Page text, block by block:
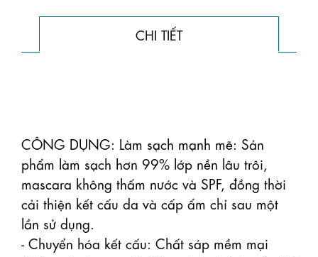
CHI TIẾT
CÔNG DỤNG: Làm sạch mạnh mẽ: Sản
phẩm làm sạch hơn 99% lớp nền lâu trôi,
mascara không thấm nước và SPF, đồng thời
cải thiện kết cấu da và cấp ẩm chỉ sau một
lần sử dụng.
- Chuyển hóa kết cấu: Chất sáp mềm mại